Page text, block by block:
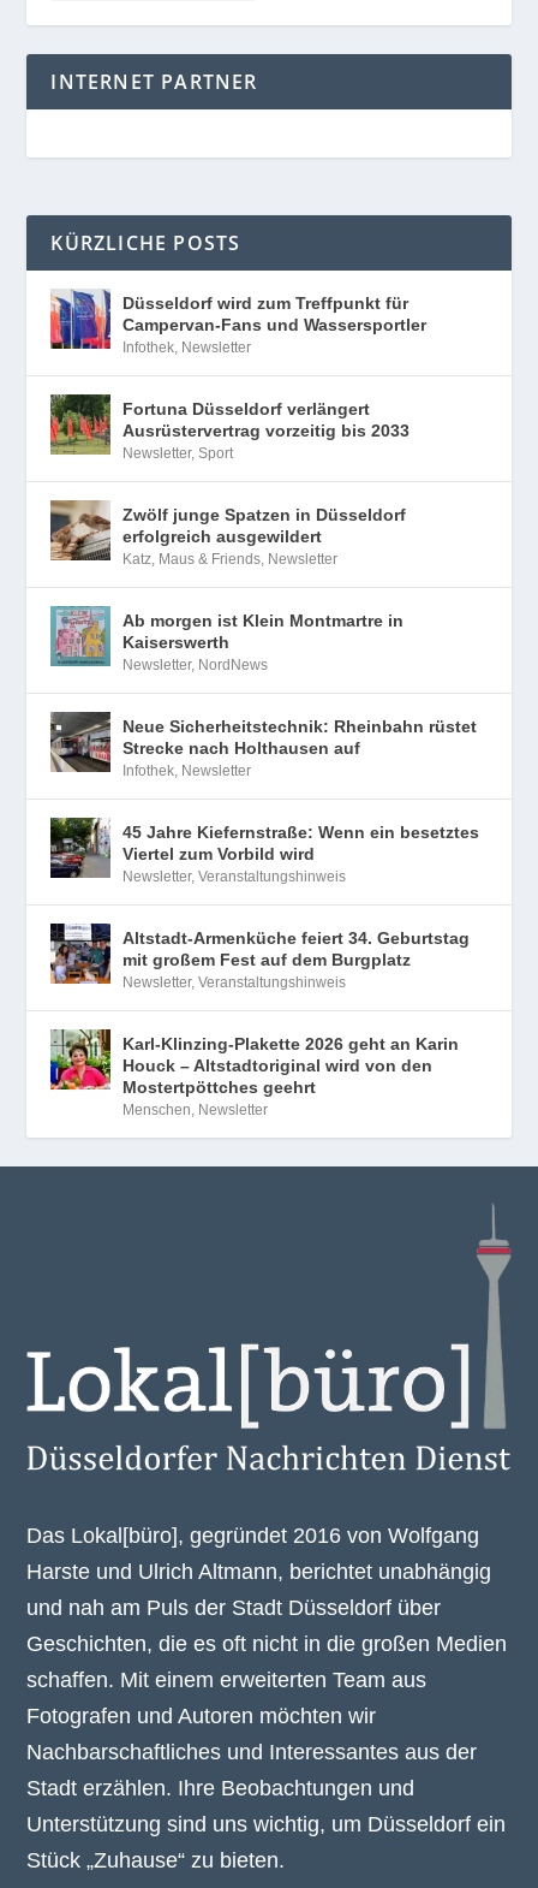
INTERNET PARTNER
KÜRZLICHE POSTS
Düsseldorf wird zum Treffpunkt für
Campervan-Fans und Wassersportler
Infothek, Newsletter
Fortuna Düsseldorf verlängert
Ausrüstervertrag vorzeitig bis 2033
Newsletter,Sport
Zwölf junge Spatzen in Düsseldorf
erfolgreich ausgewildert
Katz, Maus & Friends, Newsletter
Ab morgen ist Klein Montmartre in
Kaiserswerth
Newsletter, NordNews
Neue Sicherheitstechnik: Rheinbahn rüstet
Strecke nach Holthausen auf
Infothek, Newsletter
45 Jahre Kiefernstraße: Wenn ein besetztes
Viertel zum Vorbild wird
Newsletter,Veranstaltungshinweis
Altstadt-Armenküche feiert 34. Geburtstag
mit großem Fest auf dem Burgplatz
Newsletter,Veranstaltungshinweis
Karl-Klinzing-Plakette 2026 geht an Karin
Houck – Altstadtoriginal wird von den
Mostertpöttches geehrt
Menschen, Newsletter
Das Lokal[büro], gegründet 2016 von Wolfgang
Harste und Ulrich Altmann, berichtet unabhängig
und nah am Puls der Stadt Düsseldorf über
Geschichten, die es oft nicht in die großen Medien
schaffen. Mit einem erweiterten Team aus
Fotografen und Autoren möchten wir
Nachbarschaftliches und Interessantes aus der
Stadt erzählen. Ihre Beobachtungen und
Unterstützung sind uns wichtig, um Düsseldorf ein
Stück „Zuhause“ zu bieten.